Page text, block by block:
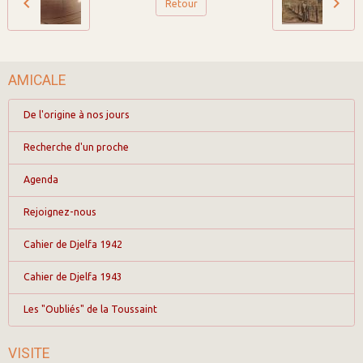
Retour
AMICALE
De l'origine à nos jours
Recherche d'un proche
Agenda
Rejoignez-nous
Cahier de Djelfa 1942
Cahier de Djelfa 1943
Les "Oubliés" de la Toussaint
VISITE